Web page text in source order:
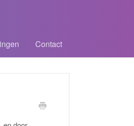
Contact